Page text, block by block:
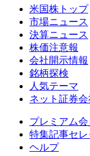
米国株トップ
市場ニュース
決算ニュース
株価注意報
会社開示情報
銘柄探検
人気テーマ
ネット証券
プレミアム
特集記事セ
ヘルプ